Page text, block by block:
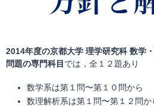
2014年度の京都大学 理学研究科 数学
問題の専門科目 では，全１２題あり
数学系は第１問〜第１０問から
数理解析系は第１問〜第１２問か